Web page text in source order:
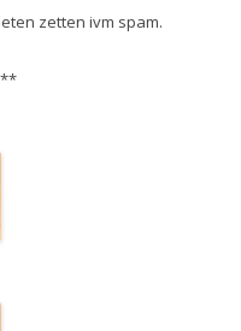
zetten ivm spam.